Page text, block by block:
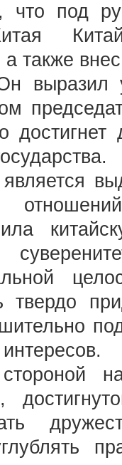
под
также
выразил
является
твердо
стороной